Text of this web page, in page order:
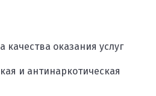
качества оказания услуг
и антинаркотическая